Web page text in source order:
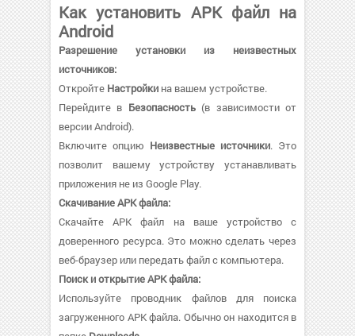
Как установить APK файл на
Android
Разрешение установки из неизвестных
источников:
Откройте Настройки на вашем устройстве.
Перейдите в Безопасность(в зависимости от
версии Android).
Включите опцию Неизвестные источники. Это
позволит вашему устройству устанавливать
приложения не из Google Play.
Скачивание APK файла:
Скачайте APK файл на ваше устройство с
доверенного ресурса. Это можно сделать через
веб-браузер или передать файл с компьютера.
Поиск и открытие APK файла:
Используйте проводник файлов для поиска
загруженного APK файла. Обычно он находится в